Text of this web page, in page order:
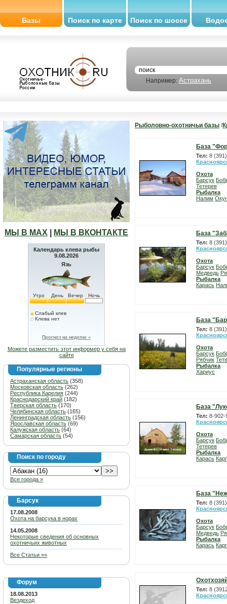
Базы Поиск по карте Поиск по шоссе
Например: Астрахань
МЫ В МАХ МЫ В ВКОНТАКТЕ
Календарь клева рыбы
9.08.2026
Язь
Утро День Вечер Ночь
Слабый клев
Клева нет
Прогноз на неделю »
Можете разместить этот информер у себя на
сайте
Популярные регионы
Астраханская область (358)
Московская область (262)
Республика Карелия (244)
Краснодарский край (182)
Тверская область (170)
Челябинская область (165)
Ленинградская область (156)
Ярославская область (69)
Калужская область (64)
Самарская область (54)
Поиск по городу
Все города »
Барсук
17.08.2008
Охота на барсука в норах
14.05.2008
Некоторые сведения об основных
охотничьих животных
Все Статьи »»
Форум
18.08.2013
Вездеход
Рыболовно-охотничьи базы /
База
Тел: 8
Охота
Барсук
Тетерев
Рыбалка
Налим
База
Тел: 8
Охота
Барсук
Медведь
Рыбалка
Карась
База
Тел: 8
Охота
Барсук
Рябчик
Рыбалка
Хариус
База
Тел: 8-902-
Охота
Барсук
Тетерев
Рыбалка
Карась
База
Тел: 8
Охота
Барсук
Медведь
Рыбалка
Карась
Тел: 8